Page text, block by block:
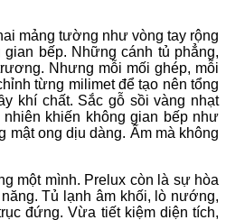
mảng tường như vòng tay rộng
bếp. Những cánh tủ phẳng,
Nhưng mỗi mối ghép, mỗi
từng milimet để tạo nên tổng
khí chất. Sắc gỗ sồi vàng nhạt
khiến không gian bếp như
ong dịu dàng. Ấm mà không
một mình. Prelux còn là sự hòa
Tủ lạnh âm khối, lò nướng,
đứng. Vừa tiết kiệm diện tích,